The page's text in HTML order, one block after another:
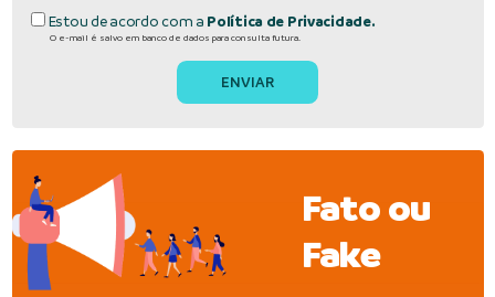
Estou de acordo com a Política de Privacidade.
O e-mail é salvo em banco de dados para consulta futura.
Fato ou
Fake